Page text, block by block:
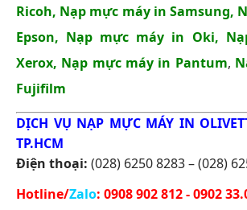
Ricoh, Nạp mực máy in Samsung,
Epson, Nạp mực máy in Oki,
Xerox, Nạp mực máy in Pantum,
Fujifilm
DỊCH VỤ NẠP MỰC MÁY IN
TP.HCM
Điện thoại: (028) 6250 8283 – (028)
Hotline/Zalo: 0908 902 812 - 0902